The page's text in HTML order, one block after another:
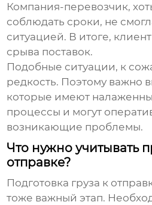
Компания-перевозчик,
соблюдать сроки, не
ситуацией. В итоге,
срыва поставок.
Подобные ситуации, к
редкость. Поэтому важно
которые имеют
процессы и могут
возникающие проблемы.
Что нужно учитывать
отправке?
Подготовка груза к
тоже важный этап.